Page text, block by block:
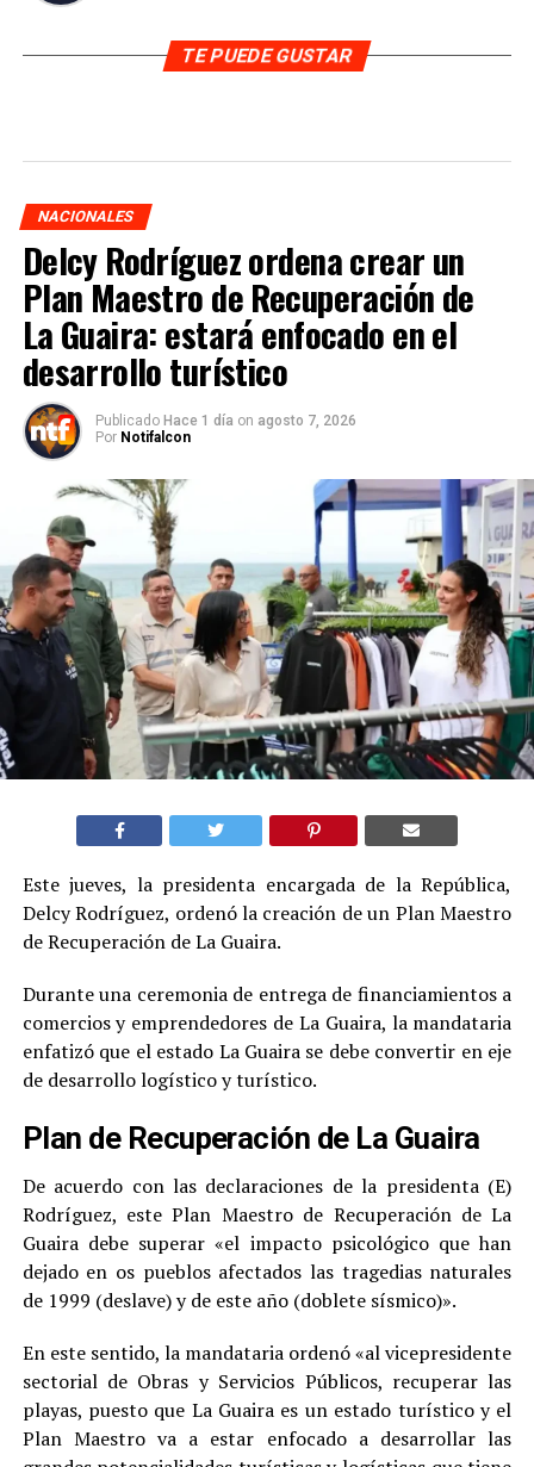
TE PUEDE GUSTAR
NACIONALES
Delcy Rodríguez ordena crear un
Plan Maestro de Recuperación de
La Guaira: estará enfocado en el
desarrollo turístico
Publicado Hace 1 día on agosto 7, 2026
Por Notifalcon
Este jueves, la presidenta encargada de la República,
Delcy Rodríguez, ordenó la creación de un Plan Maestro
de Recuperación de La Guaira.
Durante una ceremonia de entrega de financiamientos a
comercios y emprendedores de La Guaira, la mandataria
enfatizó que el estado La Guaira se debe convertir en eje
de desarrollo logístico y turístico.
Plan de Recuperación de La Guaira
De acuerdo con las declaraciones de la presidenta (E)
Rodríguez, este Plan Maestro de Recuperación de La
Guaira debe superar «el impacto psicológico que han
dejado en os pueblos afectados las tragedias naturales
de 1999 (deslave) y de este año (doblete sísmico)».
En este sentido, la mandataria ordenó «al vicepresidente
sectorial de Obras y Servicios Públicos, recuperar las
playas, puesto que La Guaira es un estado turístico y el
Plan Maestro va a estar enfocado a desarrollar las